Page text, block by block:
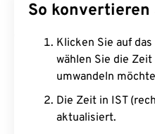
So konvertieren
Klicken Sie auf
wählen Sie die
umwandeln
Die Zeit in IST
aktualisiert.